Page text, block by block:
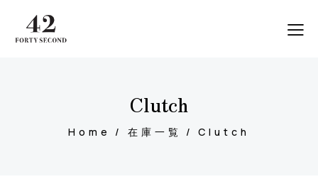
Clutch
Home 在庫一覧 Clutch